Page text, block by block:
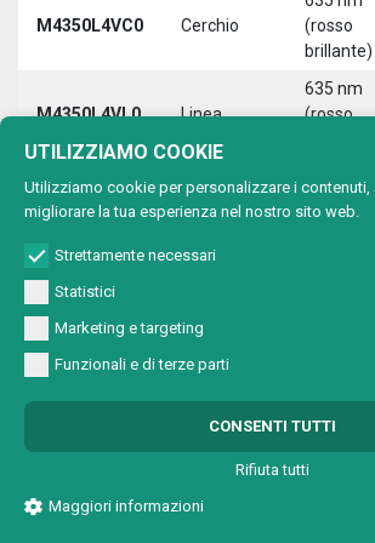
M4350L4VC0 Cerchio
(rosso
brillante)
M4350L4VL0 Linea
635 nm
(rosso
M4350L4VX0 Croce
(rosso
Lunghezza d'onda:
Tipo di
M4501A2V00 Punto
UTILIZZIAMO COOKIE
Utilizziamo cookie per personalizzare i contenuti,
migliorare la tua esperienza nel nostro sito web.
Strettamente necessari
Statistici
Marketing e targeting
Funzionali e di terze parti
CONSENTI TUTTI
Rifiuta tutti
Maggiori informazioni